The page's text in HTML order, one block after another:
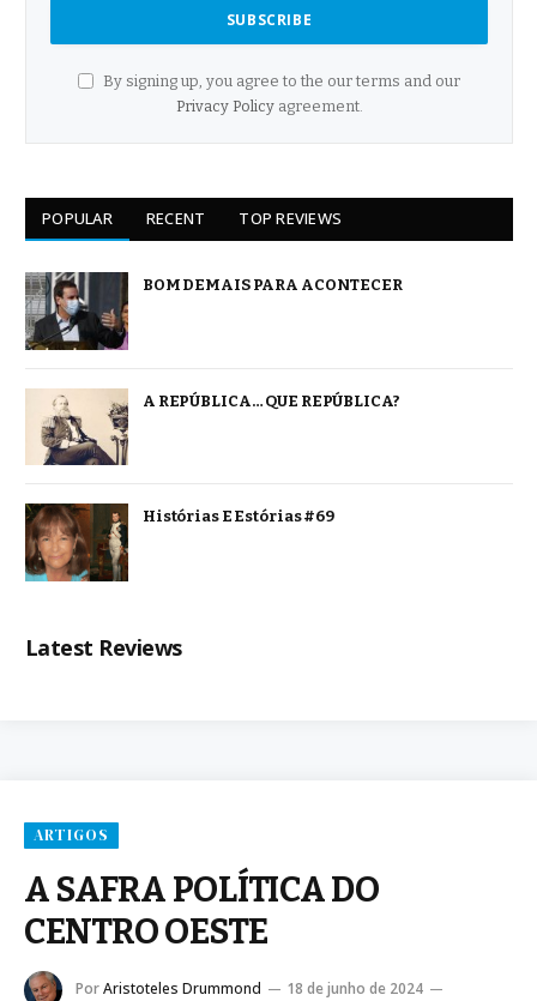
By signing up, you agree to the our terms and our
Privacy Policyagreement.
POPULAR RECENT TOP REVIEWS
BOM DEMAIS PARA ACONTECER
A REPÚBLICA… QUE REPÚBLICA?
Histórias E Estórias #69
Latest Reviews
ARTIGOS
A SAFRA POLÍTICA DO
CENTRO OESTE
PorAristoteles Drummond
18 de junho de 2024